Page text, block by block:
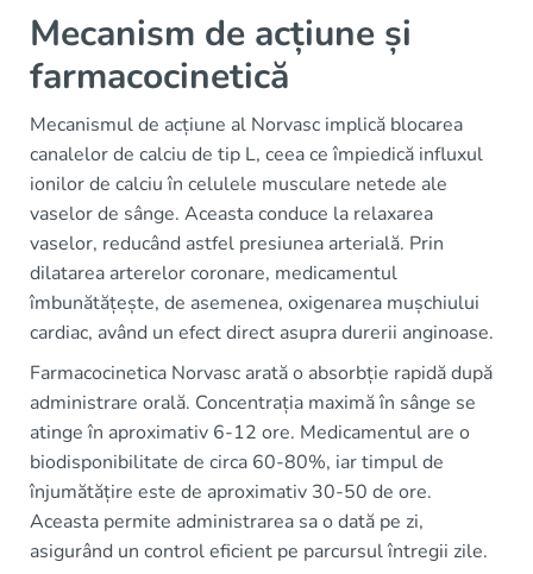
Mecanism de acțiune și
farmacocinetică
Mecanismul de acțiune al Norvasc implică blocarea
canalelor de calciu de tip L, ceea ce împiedică influxul
ionilor de calciu în celulele musculare netede ale
vaselor de sânge. Aceasta conduce la relaxarea
vaselor, reducând astfel presiunea arterială. Prin
dilatarea arterelor coronare, medicamentul
îmbunătățește, de asemenea, oxigenarea mușchiului
cardiac, având un efect direct asupra durerii anginoase.
Farmacocinetica Norvasc arată o absorbție rapidă după
administrare orală. Concentrația maximă în sânge se
atinge în aproximativ 6-12 ore. Medicamentul are o
biodisponibilitate de circa 60-80%, iar timpul de
înjumătățire este de aproximativ 30-50 de ore.
Aceasta permite administrarea sa o dată pe zi,
asigurând un control eficient pe parcursul întregii zile.